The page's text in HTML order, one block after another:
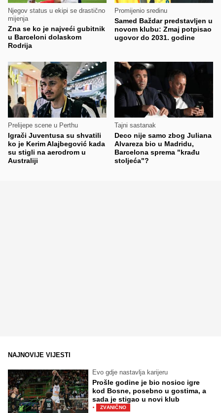
Njegov status u ekipi se drastično
mijenja
Zna se ko je najveći gubitnik
u Barceloni dolaskom
Rodrija
Promijenio sredinu
Samed Baždar predstavljen u
novom klubu: Zmaj potpisao
ugovor do 2031. godine
Prelijepe scene u Perthu
Igrači Juventusa su shvatili
ko je Kerim Alajbegović kada
su stigli na aerodrom u
Australiji
Tajni sastanak
Deco nije samo zbog Juliana
Alvareza bio u Madridu,
Barcelona sprema "krađu
stoljeća"?
NAJNOVIJE VIJESTI
Evo gdje nastavlja karijeru
Prošle godine je bio nosioc igre
kod Bosne, posebno u gostima, a
sada je stigao u novi klub
· ZVANIČNO